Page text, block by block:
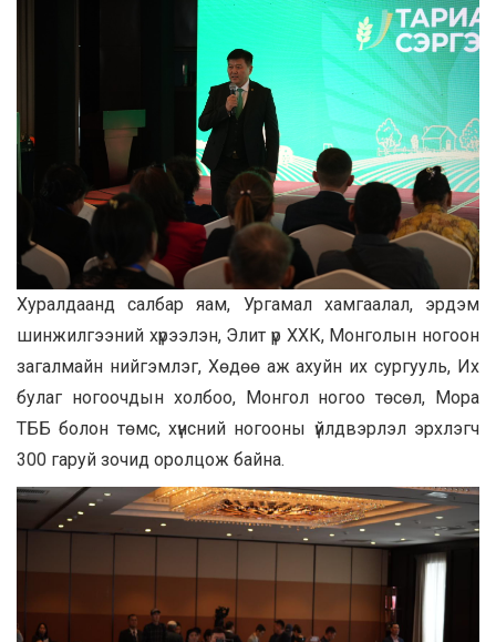
Хуралдаанд салбар яам, Ургамал хамгаалал, эрдэм
шинжилгээний хүрээлэн, Элит үр ХХК, Монголын ногоон
загалмайн нийгэмлэг, Хөдөө аж ахуйн их сургууль, Их
булаг ногоочдын холбоо, Монгол ногоо төсөл, Мора
ТББ болон төмс, хүнсний ногооны үйлдвэрлэл эрхлэгч
300 гаруй зочид оролцож байна.